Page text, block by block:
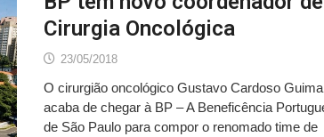
Cirurgia Oncológica
23/05/2018
O cirurgião oncológico Gustavo Cardoso
acaba de chegar à BP – A Beneficência
de São Paulo para compor o renomado time de